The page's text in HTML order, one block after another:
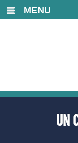
MENU
UN